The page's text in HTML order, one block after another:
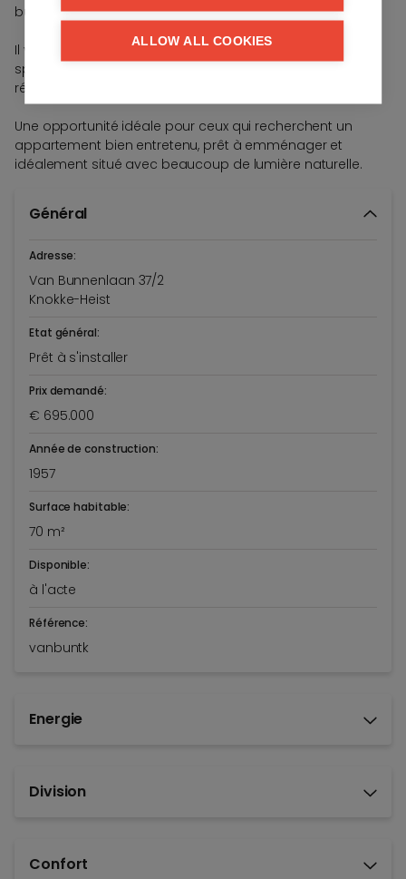
bureau.
Il y a également une salle de douche séparée. La cave
spacieuse et privative et l'installation de gaz entièrement
rénovée sont des atouts supplémentaires.
Une opportunité idéale pour ceux qui recherchent un
appartement bien entretenu, prêt à emménager et
idéalement situé avec beaucoup de lumière naturelle.
Général
Adresse:
Van Bunnenlaan 37/2
Knokke-Heist
Etat général:
Prêt à s'installer
Prix demandé:
€ 695.000
Année de construction:
1957
Surface habitable:
70 m²
Disponible:
à l'acte
Référence:
vanbuntk
Energie
Division
Confort
ALLOW ALL COOKIES